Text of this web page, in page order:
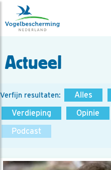
Actueel
Verfijn resultaten: Alles
Verdieping
Opinie
Podcast